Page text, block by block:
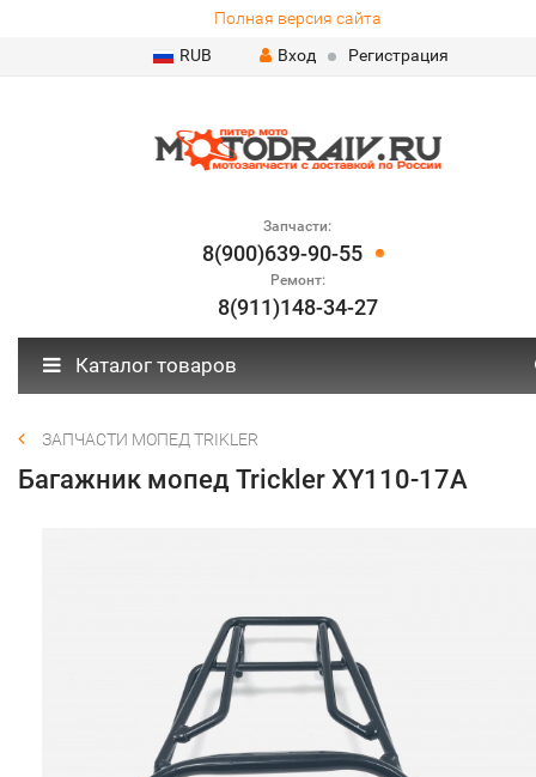
Полная версия сайта
RUB
Вход Регистрация
Запчасти:
8(900)639-90-55
Ремонт:
8(911)148-34-27
Каталог товаров
ЗАПЧАСТИ МОПЕД TRIKLER
Багажник мопед Trickler XY110-17A